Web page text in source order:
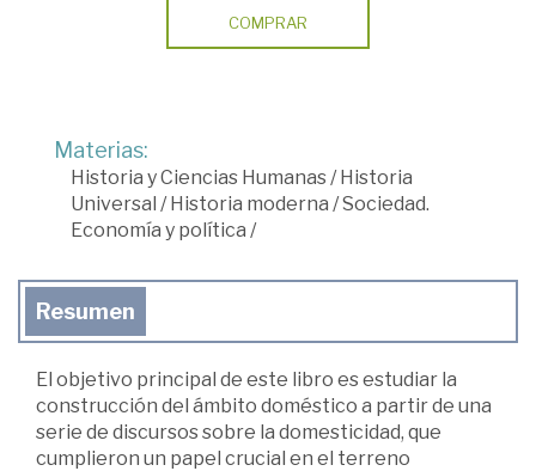
COMPRAR
Materias:
Historia y Ciencias Humanas/Historia
Universal /Historia moderna /Sociedad.
Economía y política /
Resumen
El objetivo principal de este libro es estudiar la
construcción del ámbito doméstico a partir de una
serie de discursos sobre la domesticidad, que
cumplieron un papel crucial en el terreno